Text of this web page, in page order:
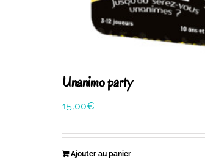
Unanimo party
15,00€
Ajouter au panier